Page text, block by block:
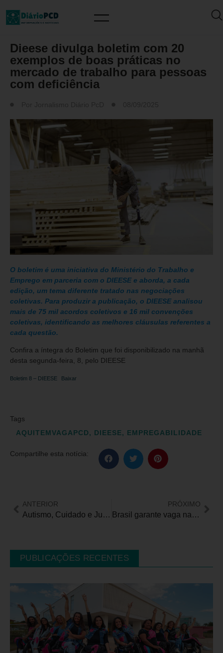
Dieese divulga boletim com 20
exemplos de boas práticas no
mercado de trabalho para pessoas
com deficiência
O boletim é uma iniciativa do Ministério do Trabalho e
Emprego em parceria com o DIEESE e aborda, a cada
edição, um tema diferente tratado nas negociações
coletivas. Para produzir a publicação, o DIEESE analisou
mais de 75 mil acordos coletivos e 16 mil convenções
coletivas, identificando as melhores cláusulas referentes a
cada questão.
Confira a íntegra do Boletim que foi disponibilizado na manhã
desta segunda-feira, 8, pelo DIEESE
Boletim 8 – DIEESE Baixar
Tags
AQUITEMVAGAPCD, DIEESE, EMPREGABILIDADE
Compartilhe esta notícia:
ANTERIOR
Autismo, Cuidado e Justiça: Pará recebe seminário nacional sobre inclusão e direitos humanos
PRÓXIMO
Brasil garante vaga na Copa do Mundo de Basquete 3×3 Unificado
PUBLICAÇÕES RECENTES